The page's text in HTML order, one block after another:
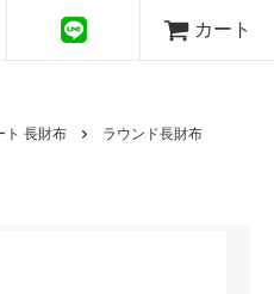
カート
ト 長財布 ラウンド長財布
国旗シリーズ